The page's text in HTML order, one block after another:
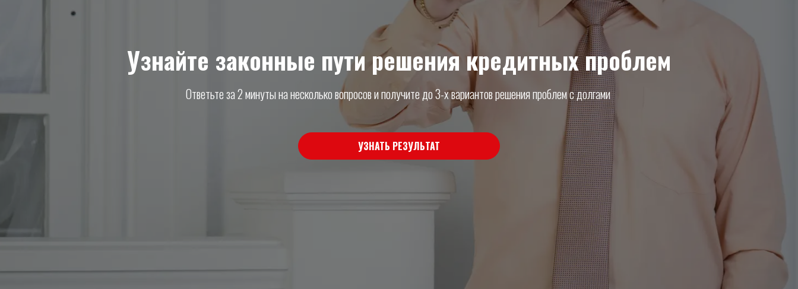
Узнайте законные пути решения кредитных проблем
Ответьте за 2 минуты на несколько вопросов и получите до 3-х вариантов решения проблем с долгами
УЗНАТЬ РЕЗУЛЬТАТ